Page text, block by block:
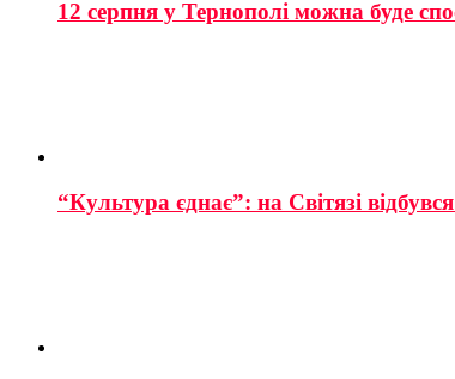
12 серпня у Тернополі можна буде
“Культура єднає”: на Світязі